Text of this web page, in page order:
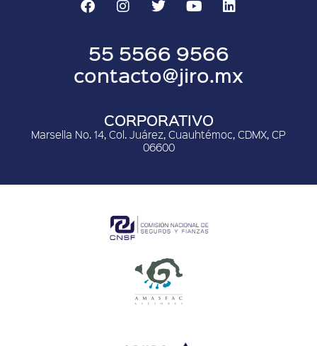
55 5566 9566
contacto@jiro.mx
CORPORATIVO
Marsella No. 14, Col. Juárez, Cuauhtémoc, CDMX, CP
06600